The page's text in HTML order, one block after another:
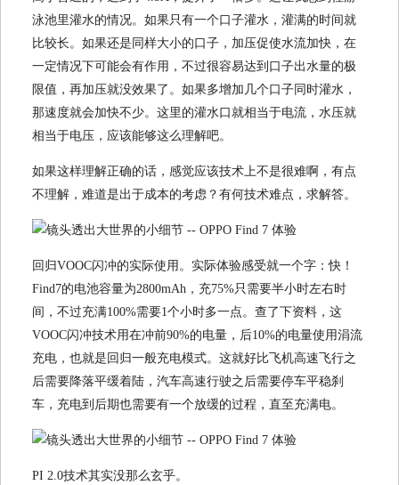
泳池里灌水的情况。如果只有一个口子灌水，灌满的时间就
比较长。如果还是同样大小的口子，加压促使水流加快，在
一定情况下可能会有作用，不过很容易达到口子出水量的极
限值，再加压就没效果了。如果多增加几个口子同时灌水，
那速度就会加快不少。这里的灌水口就相当于电流，水压就
相当于电压，应该能够这么理解吧。
如果这样理解正确的话，感觉应该技术上不是很难啊，有点
不理解，难道是出于成本的考虑？有何技术难点，求解答。
回归VOOC闪冲的实际使用。实际体验感受就一个字：快！
Find7的电池容量为2800mAh，充75%只需要半小时左右时
间，不过充满100%需要1个小时多一点。查了下资料，这
VOOC闪冲技术用在冲前90%的电量，后10%的电量使用涓流
充电，也就是回归一般充电模式。这就好比飞机高速飞行之
后需要降落平缓着陆，汽车高速行驶之后需要停车平稳刹
车，充电到后期也需要有一个放缓的过程，直至充满电。
PI 2.0技术其实没那么玄乎。